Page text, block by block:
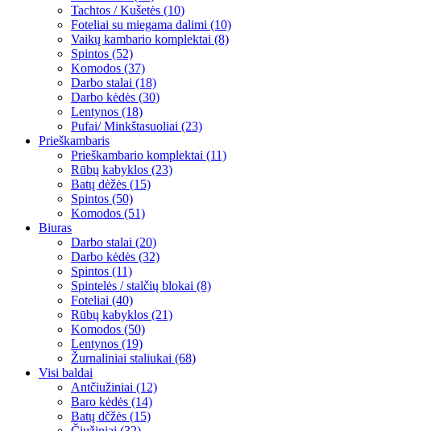
Tachtos / Kušetės (10)
Foteliai su miegama dalimi (10)
Vaikų kambario komplektai (8)
Spintos (52)
Komodos (37)
Darbo stalai (18)
Darbo kėdės (30)
Lentynos (18)
Pufai/ Minkštasuoliai (23)
Prieškambaris
Prieškambario komplektai (11)
Rūbų kabyklos (23)
Batų dėžės (15)
Spintos (50)
Komodos (51)
Biuras
Darbo stalai (20)
Darbo kėdės (32)
Spintos (11)
Spintelės / stalčių blokai (8)
Foteliai (40)
Rūbų kabyklos (21)
Komodos (50)
Lentynos (19)
Žurnaliniai staliukai (68)
Visi baldai
Antčiužiniai (12)
Baro kėdės (14)
Batų dčžės (15)